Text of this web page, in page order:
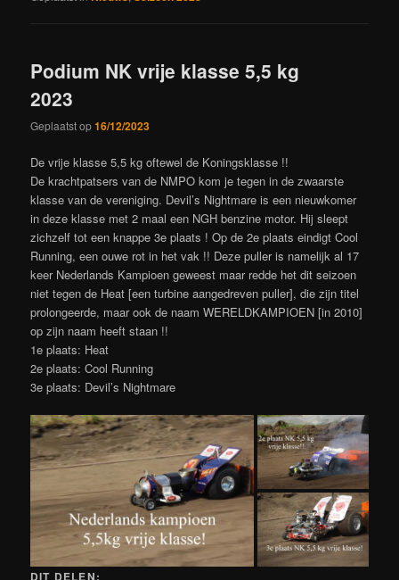
Podium NK vrije klasse 5,5 kg
2023
Geplaatst op16/12/2023
De vrije klasse 5,5 kg oftewel de Koningsklasse !!
De krachtpatsers van de NMPO kom je tegen in de zwaarste
klasse van de vereniging. Devil’s Nightmare is een nieuwkomer
in deze klasse met 2 maal een NGH benzine motor. Hij sleept
zichzelf tot een knappe 3e plaats ! Op de 2e plaats eindigt Cool
Running, een ouwe rot in het vak !! Deze puller is namelijk al 17
keer Nederlands Kampioen geweest maar redde het dit seizoen
niet tegen de Heat [een turbine aangedreven puller], die zijn titel
prolongeerde, maar ook de naam WERELDKAMPIOEN [in 2010]
op zijn naam heeft staan !!
1e plaats: Heat
2e plaats: Cool Running
3e plaats: Devil’s Nightmare
DIT DELEN: